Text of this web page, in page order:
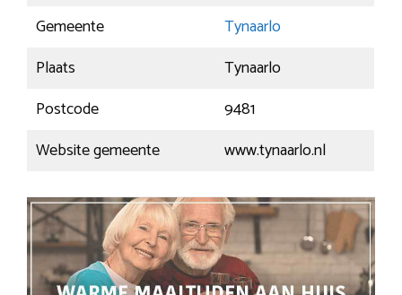
Gemeente
Tynaarlo
Plaats
Tynaarlo
Postcode
9481
Website gemeente
www.tynaarlo.nl